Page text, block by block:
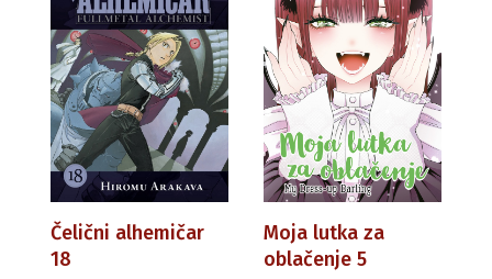
Čelični alhemičar
18
Moja lutka za
oblačenje 5